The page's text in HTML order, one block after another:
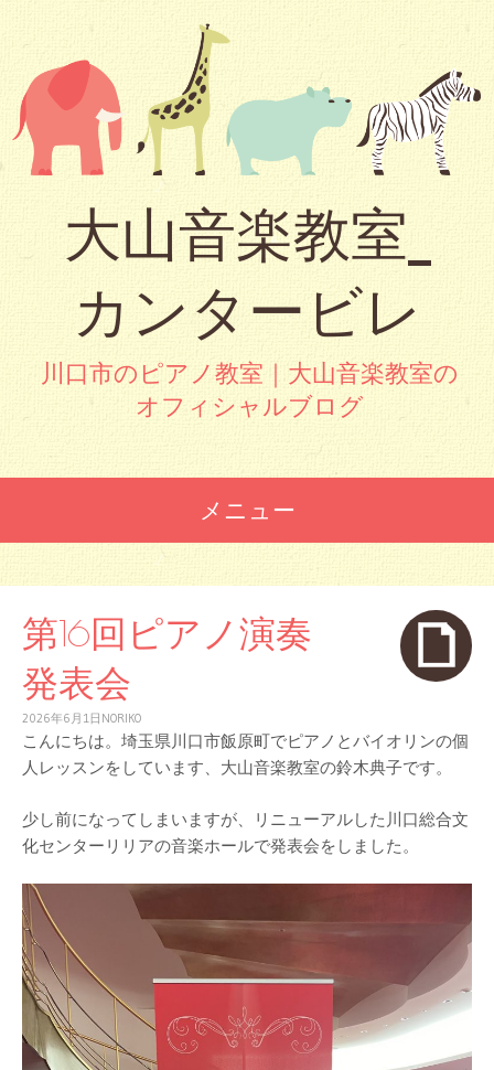
大山音楽教室_
カンタービレ
川口市のピアノ教室｜大山音楽教室の
オフィシャルブログ
メニュー
第16回ピアノ演奏
発表会
2026年6月1日 NORIKO
こんにちは。埼玉県川口市飯原町でピアノとバイオリンの個
人レッスンをしています、大山音楽教室の鈴木典子です。
少し前になってしまいますが、リニューアルした川口総合文
化センターリリアの音楽ホールで発表会をしました。